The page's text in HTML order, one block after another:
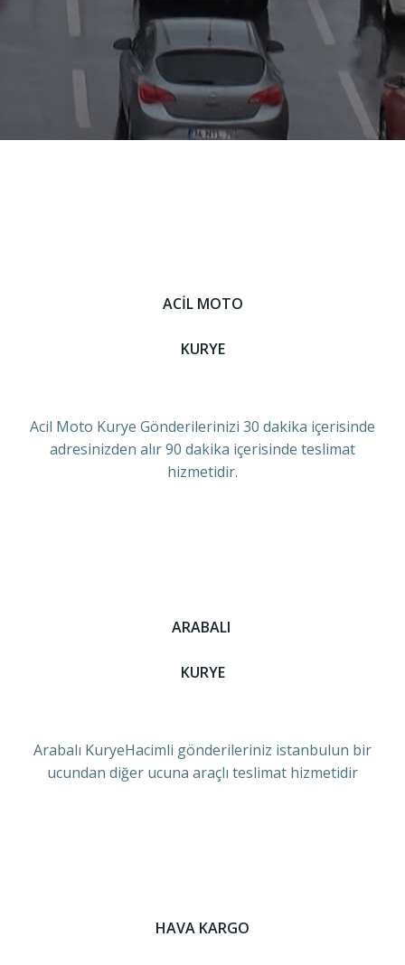
ACİL MOTO
KURYE
Acil Moto Kurye Gönderilerinizi 30 dakika içerisinde
adresinizden alır 90 dakika içerisinde teslimat
hizmetidir.
ARABALI
KURYE
Arabalı KuryeHacimli gönderileriniz istanbulun bir
ucundan diğer ucuna araçlı teslimat hizmetidir
HAVA KARGO